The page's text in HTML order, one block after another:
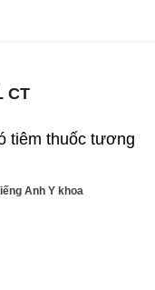
CT
tiêm thuốc tương
Anh Y khoa